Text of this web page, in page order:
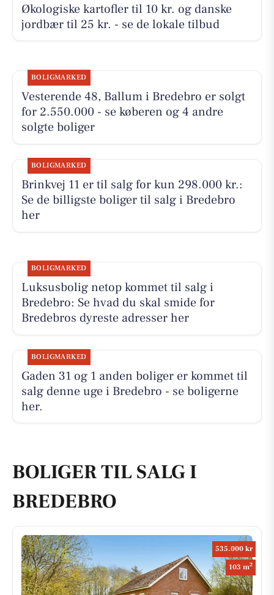
Økologiske kartofler til 10 kr. og danske
jordbær til 25 kr. - se de lokale tilbud
BOLIGMARKED
Vesterende 48, Ballum i Bredebro er solgt
for 2.550.000 - se køberen og 4 andre
solgte boliger
BOLIGMARKED
Brinkvej 11 er til salg for kun 298.000 kr.:
Se de billigste boliger til salg i Bredebro
her
BOLIGMARKED
Luksusbolig netop kommet til salg i
Bredebro: Se hvad du skal smide for
Bredebros dyreste adresser her
BOLIGMARKED
Gaden 31 og 1 anden boliger er kommet til
salg denne uge i Bredebro - se boligerne
her.
BOLIGER TIL SALG I
BREDEBRO
535.000 kr
103 m2